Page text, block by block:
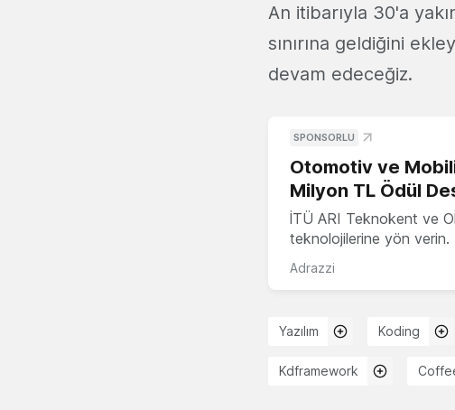
An itibarıyla 30'a
sınırına geldiğini
devam edeceğiz.
SPONSORLU
Otomotiv ve
Milyon TL Ödül
İTÜ ARI Teknokent ve
teknolojilerine yön verin.
Adrazzi
Yazılım Koding
Kdframework